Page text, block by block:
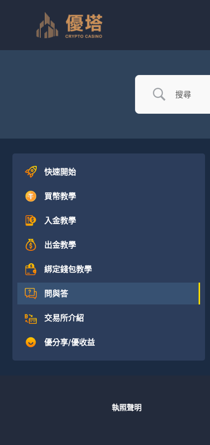
要
快速開始
買幣教學
入金教學
出金教學
綁定錢包教學
問與答
交易所介紹
優分享/優收益
執照聲明